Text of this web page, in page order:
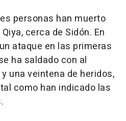
personas han muerto
cerca de Sidón. En
ataque en las primeras
ha saldado con al
una veintena de heridos,
como han indicado las